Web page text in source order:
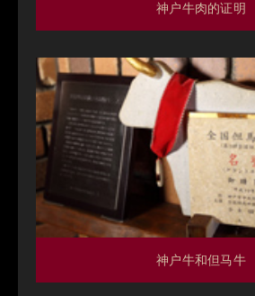
神户牛肉的证明
神户牛和但马牛